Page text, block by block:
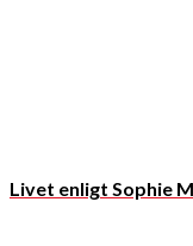
Livet enligt Sophie